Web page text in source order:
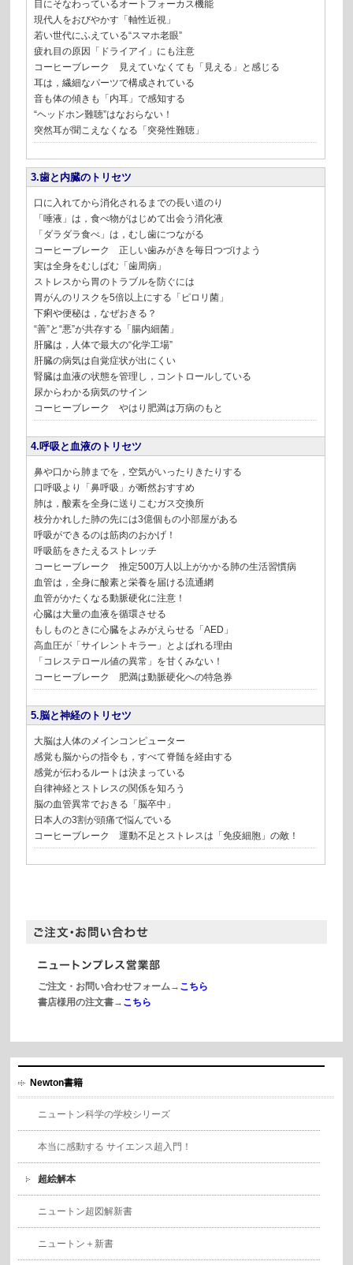
目にそなわっているオートフォーカス機能
現代人をおびやかす「軸性近視」
若い世代にふえている“スマホ老眼”
疲れ目の原因「ドライアイ」にも注意
コーヒーブレーク 見えていなくても「見える」と感じる
耳は，繊細なパーツで構成されている
音も体の傾きも「内耳」で感知する
“ヘッドホン難聴”はなおらない！
突然耳が聞こえなくなる「突発性難聴」
3.歯と内臓のトリセツ
口に入れてから消化されるまでの長い道のり
「唾液」は，食べ物がはじめて出会う消化液
「ダラダラ食べ」は，むし歯につながる
コーヒーブレーク 正しい歯みがきを毎日つづけよう
実は全身をむしばむ「歯周病」
ストレスから胃のトラブルを防ぐには
胃がんのリスクを5倍以上にする「ピロリ菌」
下痢や便秘は，なぜおきる？
“善”と“悪”が共存する「腸内細菌」
肝臓は，人体で最大の“化学工場”
肝臓の病気は自覚症状が出にくい
腎臓は血液の状態を管理し，コントロールしている
尿からわかる病気のサイン
コーヒーブレーク やはり肥満は万病のもと
4.呼吸と血液のトリセツ
鼻や口から肺までを，空気がいったりきたりする
口呼吸より「鼻呼吸」が断然おすすめ
肺は，酸素を全身に送りこむガス交換所
枝分かれした肺の先には3億個もの小部屋がある
呼吸ができるのは筋肉のおかげ！
呼吸筋をきたえるストレッチ
コーヒーブレーク 推定500万人以上がかかる肺の生活習慣病
血管は，全身に酸素と栄養を届ける流通網
血管がかたくなる動脈硬化に注意！
心臓は大量の血液を循環させる
もしものときに心臓をよみがえらせる「AED」
高血圧が「サイレントキラー」とよばれる理由
「コレステロール値の異常」を甘くみない！
コーヒーブレーク 肥満は動脈硬化への特急券
5.脳と神経のトリセツ
大脳は人体のメインコンピューター
感覚も脳からの指令も，すべて脊髄を経由する
感覚が伝わるルートは決まっている
自律神経とストレスの関係を知ろう
脳の血管異常でおきる「脳卒中」
日本人の3割が頭痛で悩んでいる
コーヒーブレーク 運動不足とストレスは「免疫細胞」の敵！
ご注文・お問い合わせフォーム→ こちら
書店様用の注文書→ こちら
Newton書籍
ニュートン科学の学校シリーズ
本当に感動する サイエンス超入門！
超絵解本
ニュートン超図解新書
ニュートン＋新書